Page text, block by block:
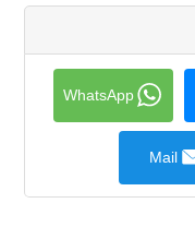
WhatsApp
Mail